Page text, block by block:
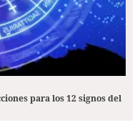
para los 12 signos del